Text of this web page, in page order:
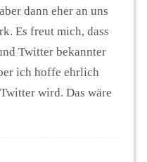
dann eher an uns
Es freut mich, dass
Twitter bekannter
ich hoffe ehrlich
wird. Das wäre